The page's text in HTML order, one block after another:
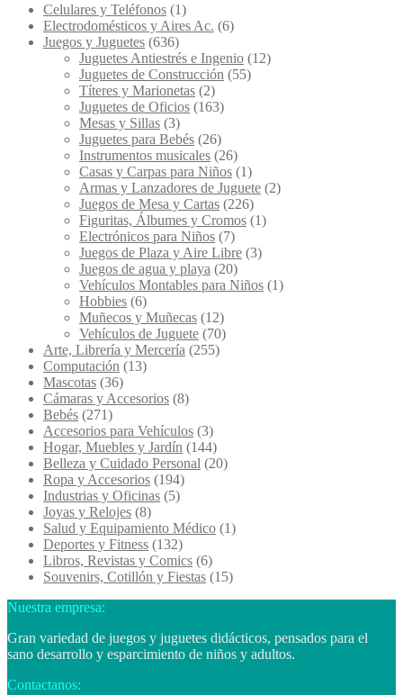
Celulares y Teléfonos (1)
Electrodomésticos y Aires Ac. (6)
Juegos y Juguetes (636)
Juguetes Antiestrés e Ingenio (12)
Juguetes de Construcción (55)
Títeres y Marionetas (2)
Juguetes de Oficios (163)
Mesas y Sillas (3)
Juguetes para Bebés (26)
Instrumentos musicales (26)
Casas y Carpas para Niños (1)
Armas y Lanzadores de Juguete (2)
Juegos de Mesa y Cartas (226)
Figuritas, Álbumes y Cromos (1)
Electrónicos para Niños (7)
Juegos de Plaza y Aire Libre (3)
Juegos de agua y playa (20)
Vehículos Montables para Niños (1)
Hobbies (6)
Muñecos y Muñecas (12)
Vehículos de Juguete (70)
Arte, Librería y Mercería (255)
Computación (13)
Mascotas (36)
Cámaras y Accesorios (8)
Bebés (271)
Accesorios para Vehículos (3)
Hogar, Muebles y Jardín (144)
Belleza y Cuidado Personal (20)
Ropa y Accesorios (194)
Industrias y Oficinas (5)
Joyas y Relojes (8)
Salud y Equipamiento Médico (1)
Deportes y Fitness (132)
Libros, Revistas y Comics (6)
Souvenirs, Cotillón y Fiestas (15)
Nuestra empresa:
Gran variedad de juegos y juguetes didácticos, pensados para el
sano desarrollo y esparcimiento de niños y adultos.
Contactanos: